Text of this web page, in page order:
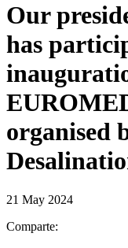
Our
has
organised
21 May 2024
Comparte: